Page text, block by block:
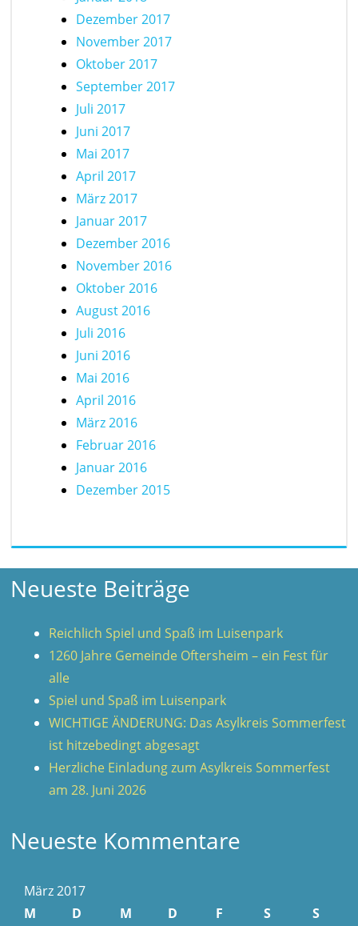
Dezember 2017
November 2017
Oktober 2017
September 2017
Juli 2017
Juni 2017
Mai 2017
April 2017
März 2017
Januar 2017
Dezember 2016
November 2016
Oktober 2016
August 2016
Juli 2016
Juni 2016
Mai 2016
April 2016
März 2016
Februar 2016
Januar 2016
Dezember 2015
Neueste Beiträge
Reichlich Spiel und Spaß im Luisenpark
1260 Jahre Gemeinde Oftersheim – ein Fest für
alle
Spiel und Spaß im Luisenpark
WICHTIGE ÄNDERUNG: Das Asylkreis Sommerfest
ist hitzebedingt abgesagt
Herzliche Einladung zum Asylkreis Sommerfest
am 28. Juni 2026
Neueste Kommentare
März 2017
M
D M D F S S